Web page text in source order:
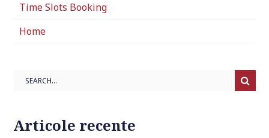
Time Slots Booking
Home
Search
Articole recente